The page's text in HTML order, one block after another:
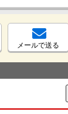
メールで送る